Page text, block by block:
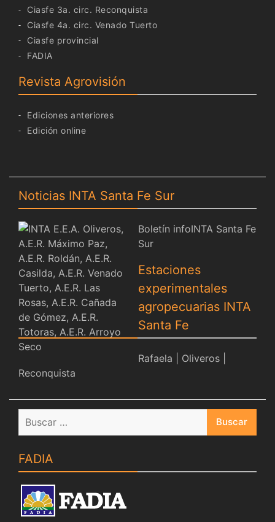
Ciasfe 3a. circ. Reconquista
Ciasfe 4a. circ. Venado Tuerto
Ciasfe provincial
FADIA
Revista Agrovisión
Ediciones anteriores
Edición online
Noticias INTA Santa Fe Sur
Boletín infoINTA Santa Fe
Sur
Estaciones
experimentales
agropecuarias INTA
Santa Fe
Rafaela Oliveros
Reconquista
Buscar:
FADIA